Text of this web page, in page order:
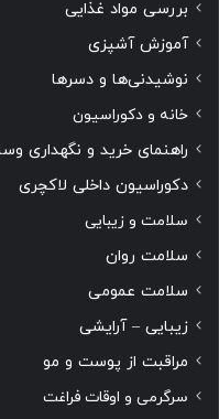
بررسی مواد غذایی
آموزش آشپزی
نوشیدنی‌ها و دسرها
خانه و دکوراسیون
راهنمای خرید و نگهداری
دکوراسیون داخلی لاکچری
سلامت و زیبایی
سلامت روان
سلامت عمومی
زیبایی – آرایشی
مراقبت از پوست و مو
سرگرمی و اوقات فراغت